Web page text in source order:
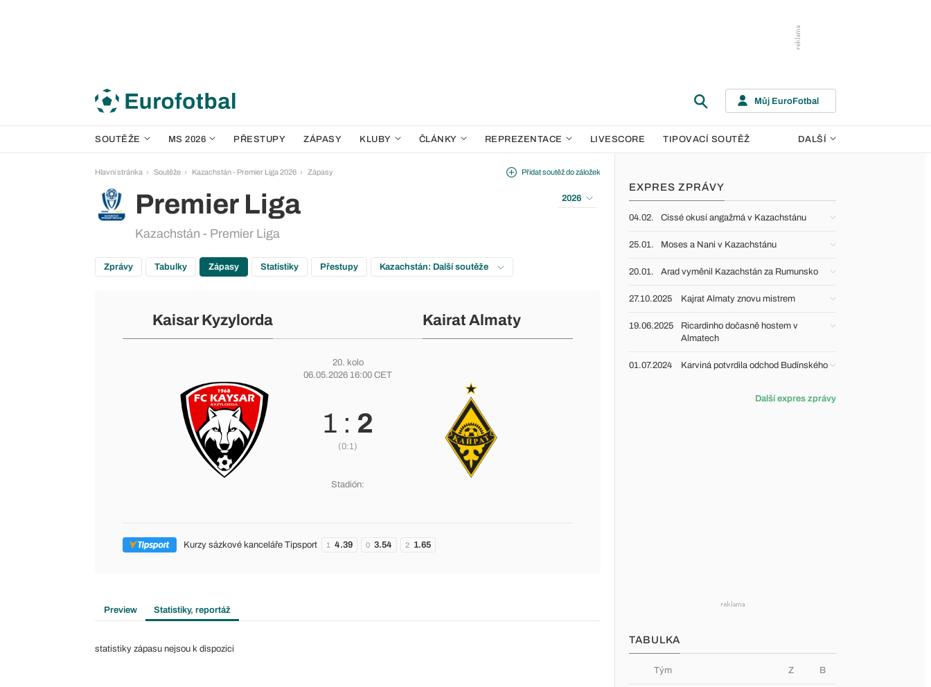
Můj EuroFotbal
SOUTĚŽE MS 2026 PŘESTUPY ZÁPASY KLUBY ČLÁNKY REPREZENTACE LIVESCORE TIPOVACÍ SOUTĚŽ DALŠÍ
Hlavní stránka Soutěže Kazachstán - Premier Liga 2026 Zápasy
Premier Liga
Kazachstán - Premier Liga
Přidat soutěž do záložek
2026
Zprávy Tabulky Zápasy Statistiky Přestupy Kazachstán: Další soutěže
Kaisar Kyzylorda Kairat Almaty
20. kolo
06.05.2026 16:00 CET
1 : 2
(0:1)
Stadión:
Kurzy sázkové kanceláře Tipsport 1 4.39 0 3.54 2 1.65
Preview Statistiky, reportáž
statistiky zápasu nejsou k dispozici
EXPRES ZPRÁVY
04.02. Cissé okusí angažmá v Kazachstánu
25.01. Moses a Nani v Kazachstánu
20.01. Arad vyměnil Kazachstán za Rumunsko
27.10.2025 Kajrat Almaty znovu mistrem
19.06.2025
Ricardinho dočasně hostem v
Almatech
01.07.2024 Karviná potvrdila odchod Budínského
Další expres zprávy
TABULKA
Tým Z B